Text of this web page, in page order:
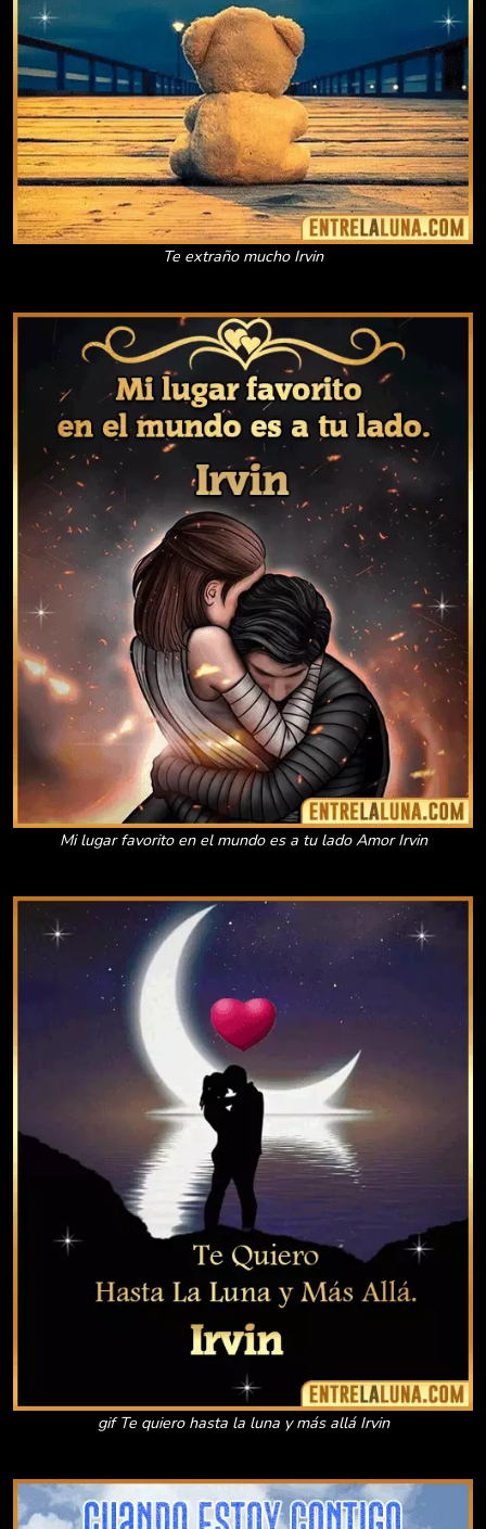
Te extraño mucho Irvin
Mi lugar favorito en el mundo es a tu lado Amor Irvin
gif Te quiero hasta la luna y más allá Irvin